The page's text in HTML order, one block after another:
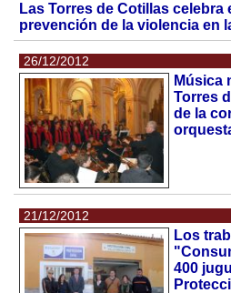
Las Torres de Cotillas celebra
prevención de la violencia en
26/12/2012
Música
Torres
de la
21/12/2012
Los
400